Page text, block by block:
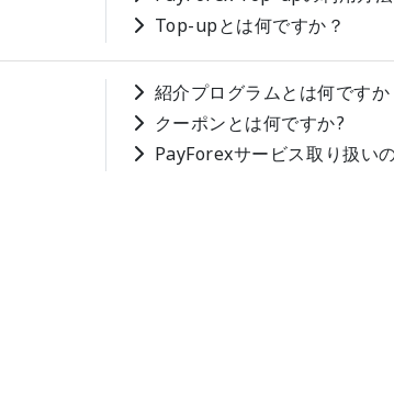
Top-upとは何ですか？
紹介プログラムとは何ですか
クーポンとは何ですか?
PayForexサービス取り扱い